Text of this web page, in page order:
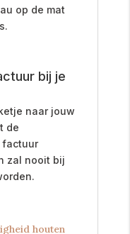
op de mat
bij je
naar jouw
de
factuur
zal nooit bij
houten